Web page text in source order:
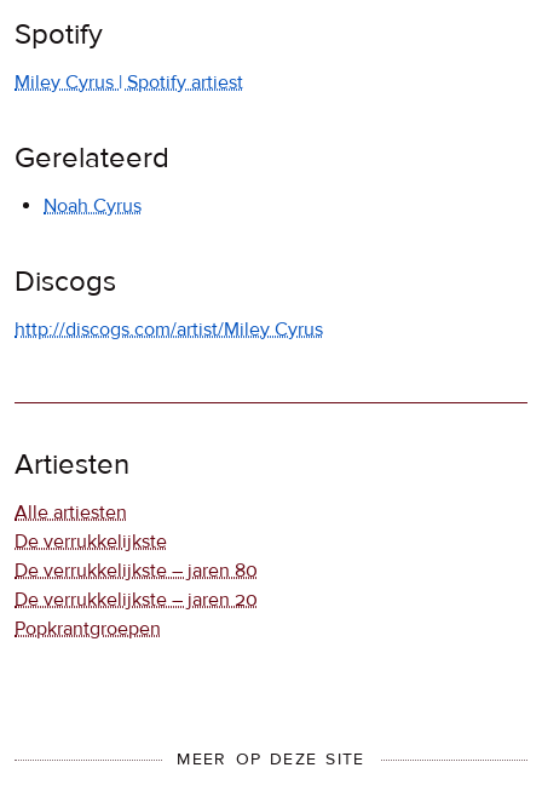
Spotify
Miley Cyrus | Spotify artiest
Gerelateerd
Noah Cyrus
Discogs
http://discogs.com/artist/Miley Cyrus
Artiesten
Alle artiesten
De verrukkelijkste
De verrukkelijkste – jaren 80
De verrukkelijkste – jaren 20
Popkrantgroepen
MEER OP DEZE SITE